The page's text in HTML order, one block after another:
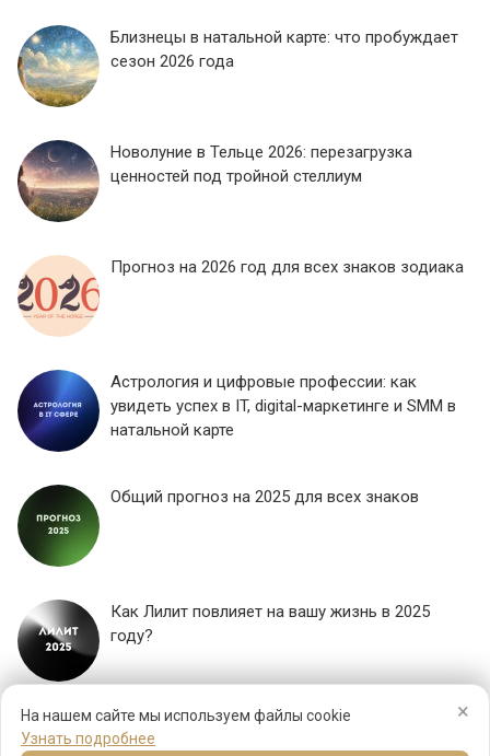
×
На нашем сайте мы используем файлы cookie
Узнать подробнее
Близнецы в натальной карте: что пробуждает
сезон 2026 года
Новолуние в Тельце 2026: перезагрузка
ценностей под тройной стеллиум
Прогноз на 2026 год для всех знаков зодиака
Астрология и цифровые профессии: как
увидеть успех в IT, digital-маркетинге и SMM в
натальной карте
Общий прогноз на 2025 для всех знаков
Как Лилит повлияет на вашу жизнь в 2025
году?
ЕЩЕ...